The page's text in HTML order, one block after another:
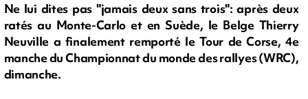
Ne lui dites pas "jamais deux sans trois": après deux
ratés au Monte-Carlo et en Suède, le Belge Thierry
Neuville a finalement remporté le Tour de Corse, 4e
manche du Championnat du monde des rallyes (WRC),
dimanche.